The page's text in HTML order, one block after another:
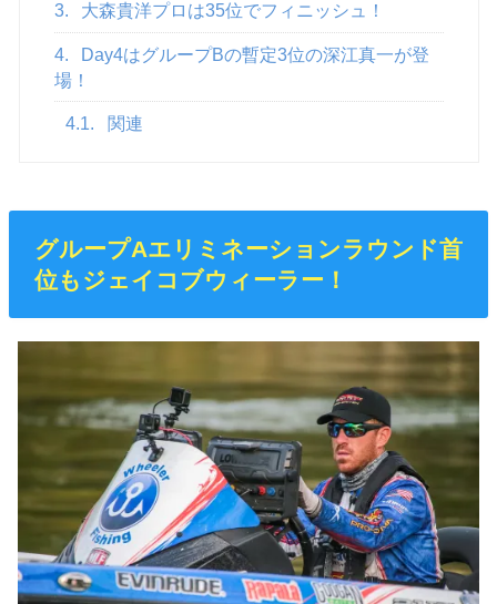
3. 大森貴洋プロは35位でフィニッシュ！
4.
Day4はグループBの暫定3位の深江真一が登
場！
4.1. 関連
グループAエリミネーションラウンド首
位もジェイコブウィーラー！